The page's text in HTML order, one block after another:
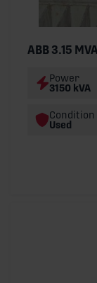
ABB 3.15
Power
3150 kVA
Condition
Used